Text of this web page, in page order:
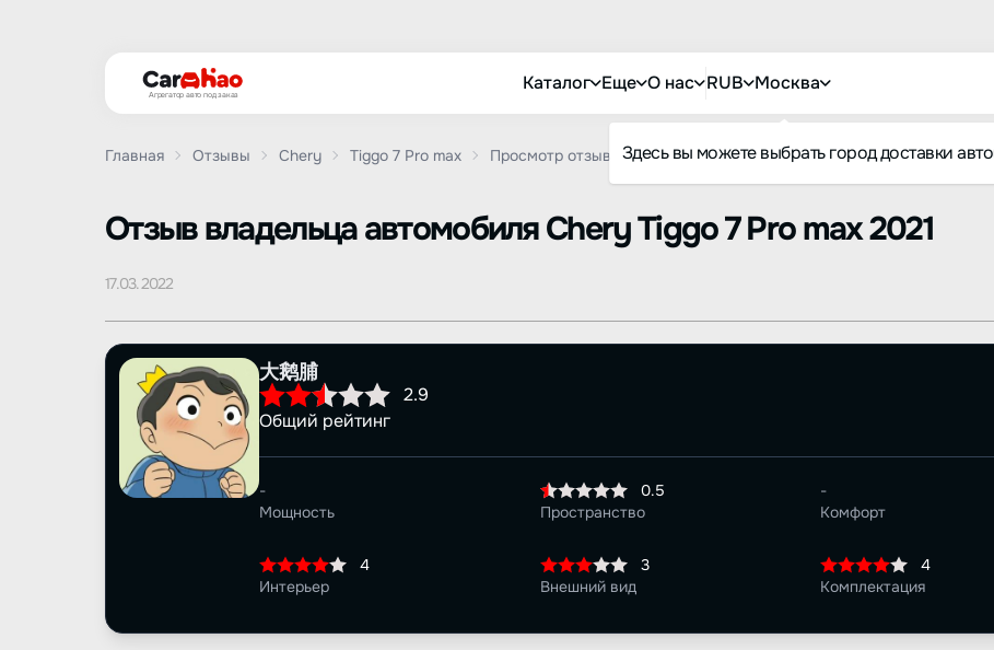
Агрегатор авто под заказ
Каталог Еще О нас RUB Москва
Здесь вы можете выбрать город доставки авто
Главная Отзывы Chery Tiggo 7 Pro max Просмотр отзыва
Oтзыв владельца автомобиляChery Tiggo 7 Pro max 2021
17.03.2022
大鹅脯
2.9
Общий рейтинг
-
Мощность
0.5
Пространство
-
Комфорт
4
Интерьер
3
Внешний вид
4
Комплектация